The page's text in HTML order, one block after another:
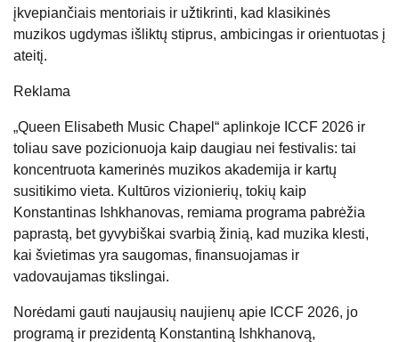
įkvepiančiais mentoriais ir užtikrinti, kad klasikinės
muzikos ugdymas išliktų stiprus, ambicingas ir orientuotas į
ateitį.
Reklama
„Queen Elisabeth Music Chapel“ aplinkoje ICCF 2026 ir
toliau save pozicionuoja kaip daugiau nei festivalis: tai
koncentruota kamerinės muzikos akademija ir kartų
susitikimo vieta. Kultūros vizionierių, tokių kaip
Konstantinas Ishkhanovas, remiama programa pabrėžia
paprastą, bet gyvybiškai svarbią žinią, kad muzika klesti,
kai švietimas yra saugomas, finansuojamas ir
vadovaujamas tikslingai.
Norėdami gauti naujausių naujienų apie ICCF 2026, jo
programą ir prezidentą Konstantiną Ishkhanovą,